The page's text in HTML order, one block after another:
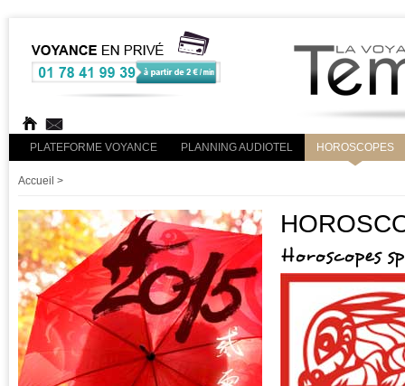
PLATEFORME VOYANCE PLANNING AUDIOTEL HOROSCOPES
Accueil >
Horoscopes